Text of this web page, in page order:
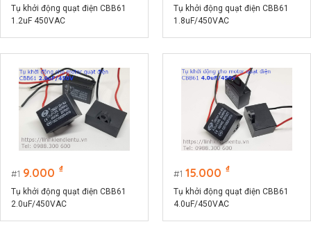
Tụ khởi động quạt điện CBB61
1.2uF 450VAC
Tụ khởi động quạt điện CBB61
1.8uF/450VAC
1 9.000 ₫
Tụ khởi động quạt điện CBB61
2.0uF/450VAC
1 15.000 ₫
Tụ khởi động quạt điện CBB61
4.0uF/450VAC